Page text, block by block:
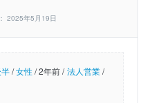
2025年5月19日
/女性/2年前 / 法人営業/